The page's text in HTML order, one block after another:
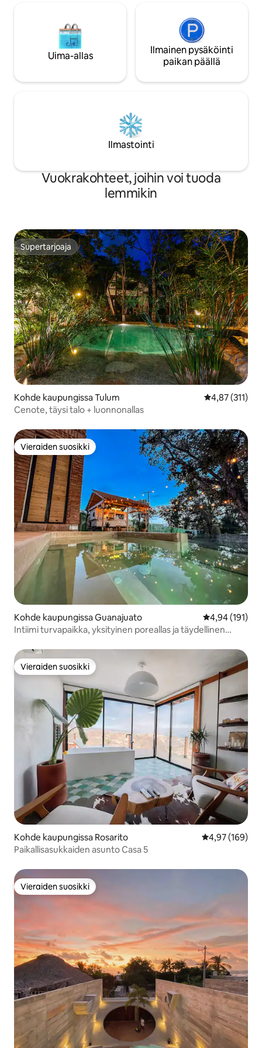
Uima-allas
Ilmainen pysäköinti
paikan päällä
Ilmastointi
Vuokrakohteet, joihin voi tuoda
lemmikin
Supertarjoaja
Supertarjoaja
Kohde kaupungissa Tulum
4,87 (311)
Cenote, täysi talo + luonnonallas
Vieraiden suosikki
Vieraiden suosikki
Kohde kaupungissa Guanajuato
4,94 (191)
Intiimi turvapaikka, yksityinen poreallas ja täydellinen
Vieraiden suosikki
Vieraiden suosikki
Kohde kaupungissa Rosarito
4,97 (169)
Paikallisasukkaiden asunto Casa 5
Vieraiden suosikki
Vieraiden suosikki